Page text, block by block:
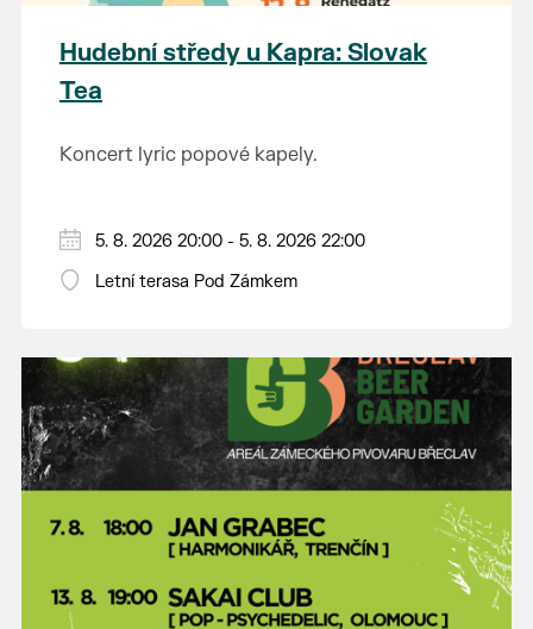
Hudební středy u Kapra: Slovak
Tea
Koncert lyric popové kapely.
5. 8. 2026 20:00 - 5. 8. 2026 22:00
Letní terasa Pod Zámkem